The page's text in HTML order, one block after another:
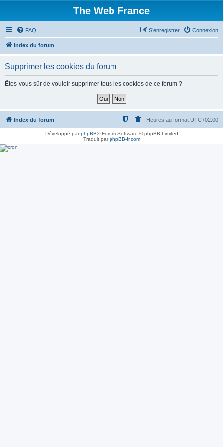
The Web France
FAQ Connexion
S’enregistrer
Index du forum
Supprimer les cookies du forum
Êtes-vous sûr de vouloir supprimer tous les cookies de ce forum ?
Index du forum Heures au format UTC+02:00
Développé parphpBB® Forum Software © phpBB Limited
Traduit parphpBB-fr.com